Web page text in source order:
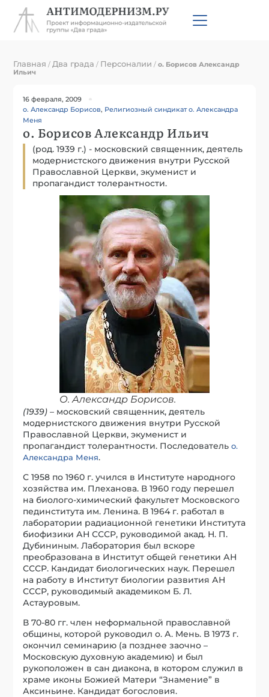
Главная / Два града / Персоналии /о. Борисов Александр
Ильич
16 февраля, 2009
о. Александр Борисов, Религиозный синдикат о. Александра
Меня
о. Борисов Александр Ильич
(род. 1939 г.) - московский священник, деятель
модернистского движения внутри Русской
Православной Церкви, экуменист и
пропагандист толерантности.
О. Александр Борисов.
(1939) – московский священник, деятель
модернистского движения внутри Русской
Православной Церкви, экуменист и
пропагандист толерантности. Последовательо.
Александра Меня.
С 1958 по 1960 г. учился в Институте народного
хозяйства им. Плеханова. В 1960 году перешел
на биолого-химический факультет Московского
пединститута им. Ленина. В 1964 г. работал в
лаборатории радиационной генетики Института
биофизики АН СССР, руководимой акад. Н. П.
Дубининым. Лаборатория был вскоре
преобразована в Институт общей генетики АН
СССР. Кандидат биологических наук. Перешел
на работу в Институт биологии развития АН
СССР, руководимый академиком Б. Л.
Астауровым.
В 70-80 гг. член неформальной православной
общины, которой руководил о. А. Мень. В 1973 г.
окончил семинарию (а позднее заочно –
Московскую духовную академию) и был
рукоположен в сан диакона, в котором служил в
храме иконы Божией Матери “Знамение” в
Аксиньине. Кандидат богословия.